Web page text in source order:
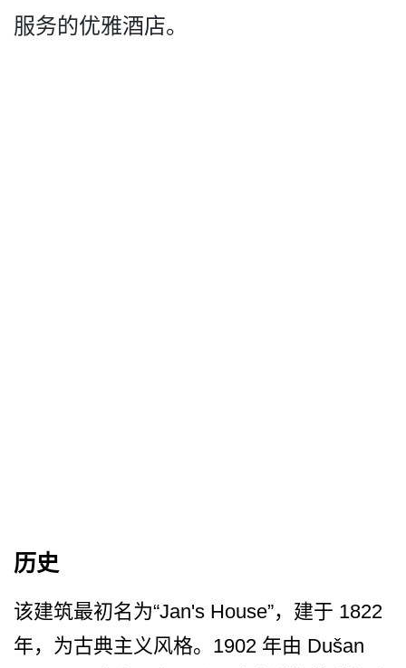
服务的优雅酒店。
历史
该建筑最初名为“Jan's H­ouse”，建于 1822
年，为古典主义风格。1902 年由 Dušan